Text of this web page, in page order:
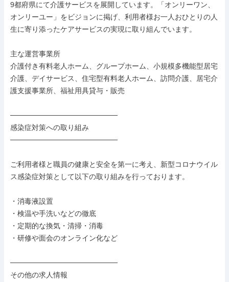
9都府県にて介護サービスを展開しています。「オンリーワン、
オンリーユー」をビジョンに掲げ、利用者様お一人おひとりの人
生に寄り添ったケアサービスの実現に取り組んでいます。
主な運営事業所
介護付き有料老人ホーム、グループホーム、小規模多機能型居宅
介護、デイサービス、住宅型有料老人ホーム、訪問介護、居宅介
護支援事業所、福祉用具貸与・販売
─────────────────────
感染症対策への取り組み
─────────────────────
ご利用者様と職員の健康と安全を第一に考え、新型コロナウイル
ス感染症対策として以下の取り組みを行っております。
・消毒液設置
・検温や手洗いなどの徹底
・定期的な換気・清掃・消毒
・研修や面会のオンライン化など
─────────────────────
その他の求人情報